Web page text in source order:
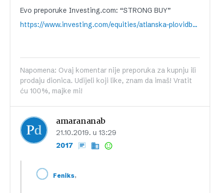
Evo preporuke Investing.com: “STRONG BUY”
https://www.investing.com/equities/atlanska-plovidb-technical
Napomena: Ovaj komentar nije preporuka za kupnju ili
prodaju dionica. Udijeli koji like, znam da imaš! Vratit
ću 100%, majke mi!
amarananab
21.10.2019. u 13:29
2017
Feniks,